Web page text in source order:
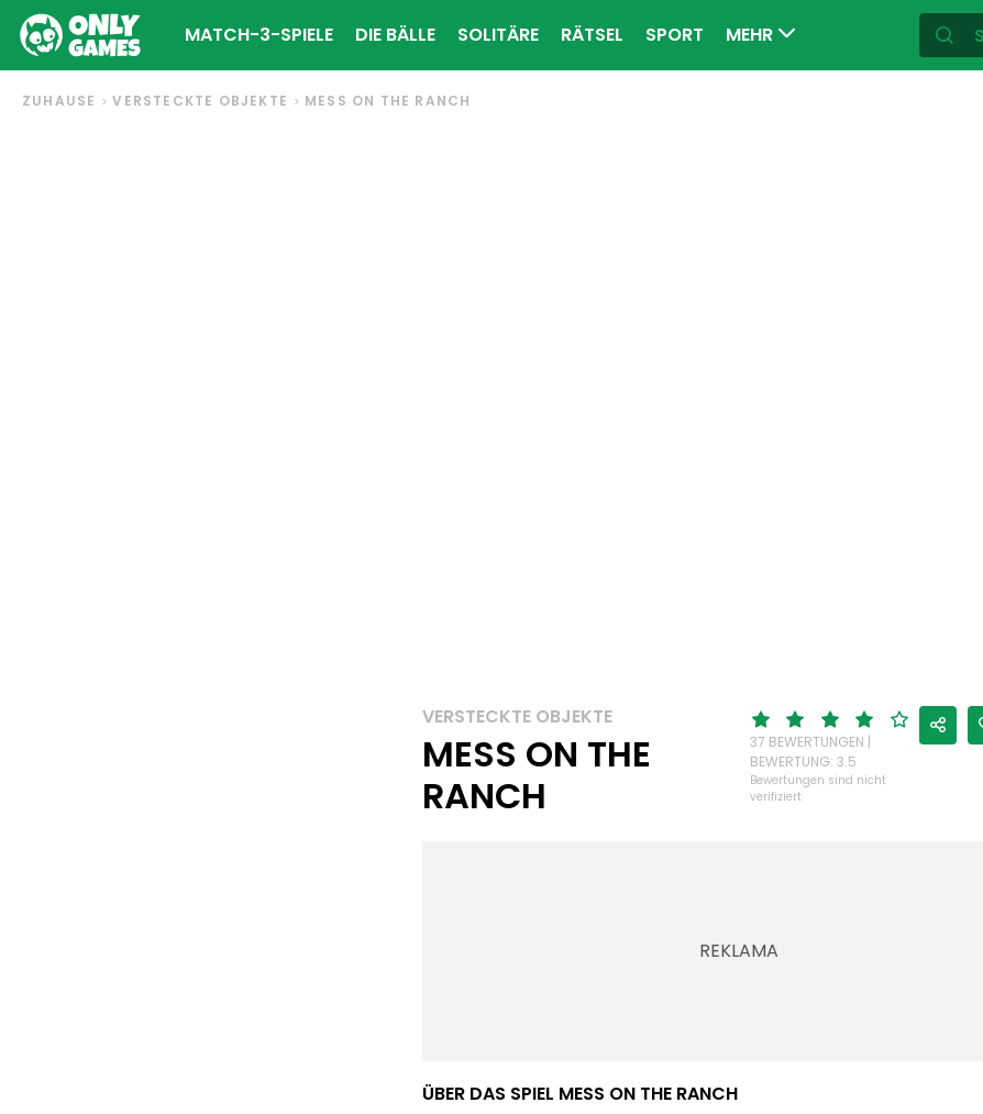
MATCH-3-SPIELE DIE BÄLLE SOLITÄRE RÄTSEL SPORT MEHR
ZUHAUSE VERSTECKTE OBJEKTE MESS ON THE RANCH
VERSTECKTE OBJEKTE
MESS ON THE
RANCH
37 BEWERTUNGEN |
BEWERTUNG: 3.5
Bewertungen sind nicht
verifiziert
ÜBER DAS SPIEL MESS ON THE RANCH